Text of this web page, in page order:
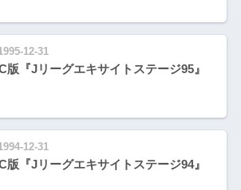
12-31
版『Jリーグエキサイトステージ95』
12-31
版『Jリーグエキサイトステージ94』